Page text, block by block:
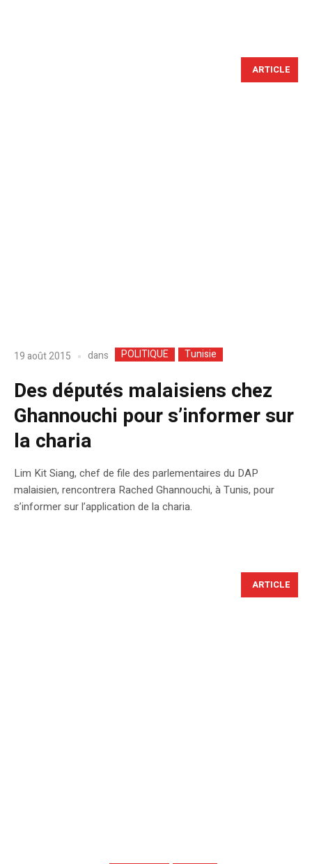
ARTICLE
19 août 2015 dans POLITIQUE Tunisie
Des députés malaisiens chez
Ghannouchi pour s’informer sur
la charia
Lim Kit Siang, chef de file des parlementaires du DAP
malaisien, rencontrera Rached Ghannouchi, à Tunis, pour
s’informer sur l’application de la charia.
ARTICLE